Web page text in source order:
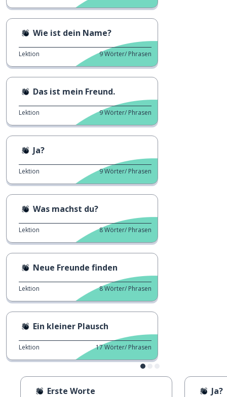
Wie ist dein Name?
Lektion 9Wörter/ Phrasen
Das ist mein Freund.
Lektion 9Wörter/ Phrasen
Ja?
Lektion 9Wörter/ Phrasen
Was machst du?
Lektion 8Wörter/ Phrasen
Neue Freunde finden
Lektion 8Wörter/ Phrasen
Ein kleiner Plausch
Lektion 17Wörter/ Phrasen
Erste Worte Ja?